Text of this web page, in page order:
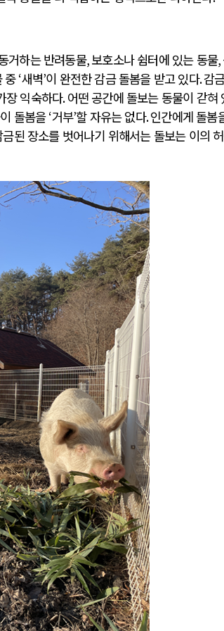
거하는 반려동물,보호소나 쉼터에 있는 동물,
중‘새벽’이 완전한 감금 돌봄을 받고 있다.감
장 익숙하다.어떤 공간에 돌보는 동물이 갇혀
돌봄을‘거부’할 자유는 없다.인간에게 돌봄
금된 장소를 벗어나기 위해서는 돌보는 이의